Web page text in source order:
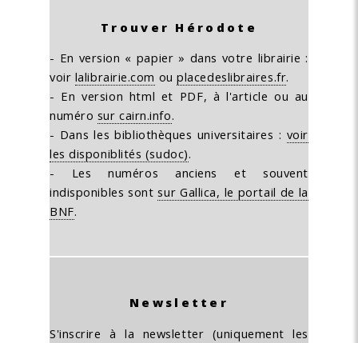
Trouver Hérodote
- En version « papier » dans votre librairie :
voir lalibrairie.com ouplacedeslibraires.fr.
- En version html et PDF, à l'article ou au
numéro sur cairn.info.
- Dans les bibliothèques universitaires : voir
les disponiblités (sudoc).
- Les numéros anciens et souvent
indisponibles sontsur Gallica, le portail de la
BNF.
Newsletter
S'inscrire à la newsletter (uniquement les